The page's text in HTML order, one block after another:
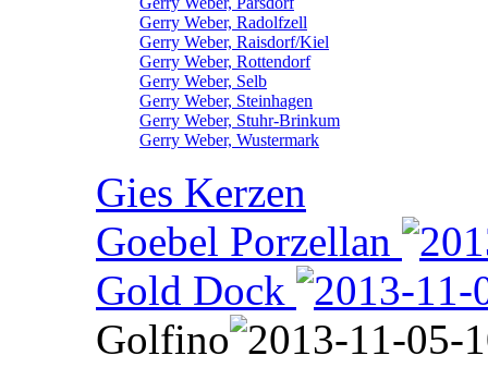
Gerry Weber, Radolfzell
Gerry Weber, Raisdorf/Kiel
Gerry Weber, Rottendorf
Gerry Weber, Selb
Gerry Weber, Steinhagen
Gerry Weber, Stuhr-Brinkum
Gerry Weber, Wustermark
Gies Kerzen
Goebel Porzellan
Gold Dock
Golfino